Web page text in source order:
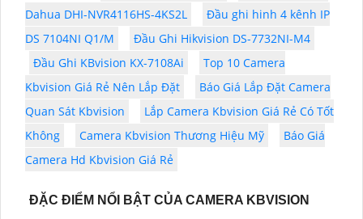
Dahua DHI-NVR4116HS-4KS2L
Đầu ghi hinh 4 kênh IP
DS 7104NI Q1/M
Đầu Ghi Hikvision DS-7732NI-M4
Đầu Ghi KBvision KX-7108Ai
Top 10 Camera
Kbvision Giá Rẻ Nên Lắp Đặt
Báo Giá Lắp Đặt Camera
Quan Sát Kbvision
Lắp Camera Kbvision Giá Rẻ Có Tốt
Không
Camera Kbvision Thương Hiệu Mỹ
Báo Giá
Camera Hd Kbvision Giá Rẻ
ĐẶC ĐIỂM NỔI BẬT CỦA CAMERA KBVISION